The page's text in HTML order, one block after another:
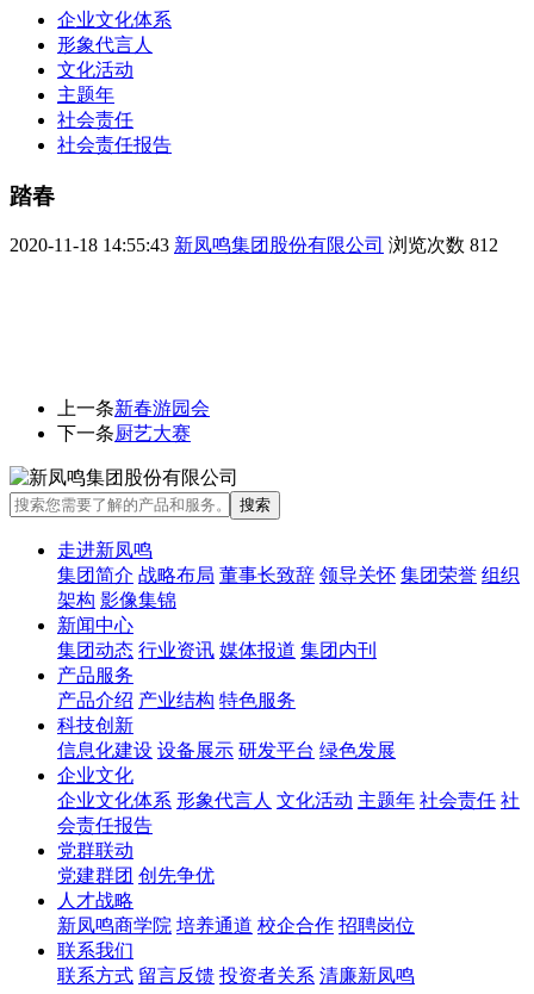
企业文化体系
形象代言人
文化活动
主题年
社会责任
社会责任报告
踏春
2020-11-18 14:55:43 新凤鸣集团股份有限公司 浏览次数 812
上一条新春游园会
下一条厨艺大赛
走进新凤鸣
集团简介 战略布局 董事长致辞 领导关怀 集团荣誉 组织
架构 影像集锦
新闻中心
集团动态 行业资讯 媒体报道 集团内刊
产品服务
产品介绍 产业结构 特色服务
科技创新
信息化建设 设备展示 研发平台 绿色发展
企业文化
企业文化体系 形象代言人 文化活动 主题年 社会责任 社
会责任报告
党群联动
党建群团 创先争优
人才战略
新凤鸣商学院 培养通道 校企合作 招聘岗位
联系我们
联系方式 留言反馈 投资者关系 清廉新凤鸣